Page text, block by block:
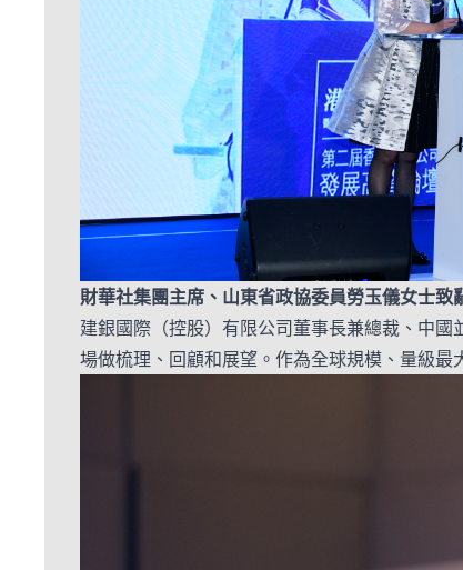
財華社集團主席、山東省政協委員勞玉儀女士致
建銀國際（控股）有限公司董事長兼總裁、中
場做梳理、回顧和展望。作為全球規模、量級